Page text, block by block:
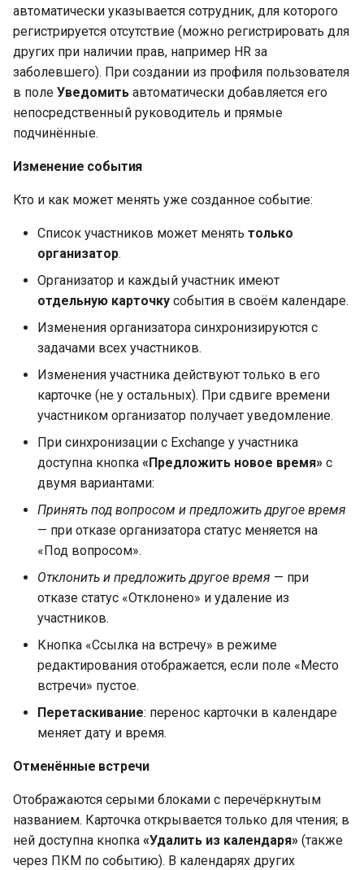
автоматически указывается сотрудник, для которого
регистрируется отсутствие (можно регистрировать для
других при наличии прав, например HR за
заболевшего). При создании из профиля пользователя
в поле Уведомить автоматически добавляется его
непосредственный руководитель и прямые
подчинённые.
Изменение события
Кто и как может менять уже созданное событие:
Список участников может менять только
организатор.
Организатор и каждый участник имеют
отдельную карточку события в своём календаре.
Изменения организатора синхронизируются с
задачами всех участников.
Изменения участника действуют только в его
карточке (не у остальных). При сдвиге времени
участником организатор получает уведомление.
При синхронизации с Exchange у участника
доступна кнопка «Предложить новое время» с
двумя вариантами:
Принять под вопросом и предложить другое время
— при отказе организатора статус меняется на
«Под вопросом».
Отклонить и предложить другое время — при
отказе статус «Отклонено» и удаление из
участников.
Кнопка «Ссылка на встречу» в режиме
редактирования отображается, если поле «Место
встречи» пустое.
Перетаскивание: перенос карточки в календаре
меняет дату и время.
Отменённые встречи
Отображаются серыми блоками с перечёркнутым
названием. Карточка открывается только для чтения; в
ней доступна кнопка «Удалить из календаря» (также
через ПКМ по событию). В календарях других